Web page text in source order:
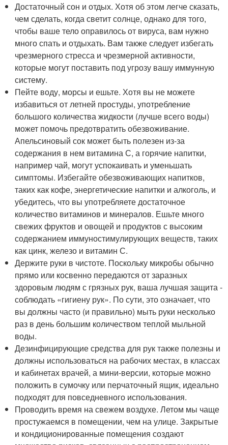
Достаточный сон и отдых. Хотя об этом легче сказать,
чем сделать, когда светит солнце, однако для того,
чтобы ваше тело оправилось от вируса, вам нужно
много спать и отдыхать. Вам также следует избегать
чрезмерного стресса и чрезмерной активности,
которые могут поставить под угрозу вашу иммунную
систему.
Пейте воду, морсы и ешьте. Хотя вы не можете
избавиться от летней простуды, употребление
большого количества жидкости (лучше всего воды)
может помочь предотвратить обезвоживание.
Апельсиновый сок может быть полезен из-за
содержания в нем витамина С, а горячие напитки,
например чай, могут успокаивать и уменьшать
симптомы. Избегайте обезвоживающих напитков,
таких как кофе, энергетические напитки и алкоголь, и
убедитесь, что вы употребляете достаточное
количество витаминов и минералов. Ешьте много
свежих фруктов и овощей и продуктов с высоким
содержанием иммуностимулирующих веществ, таких
как цинк, железо и витамин С.
Держите руки в чистоте. Поскольку микробы обычно
прямо или косвенно передаются от заразных
здоровым людям с грязных рук, ваша лучшая защита -
соблюдать «гигиену рук». По сути, это означает, что
вы должны часто (и правильно) мыть руки несколько
раз в день большим количеством теплой мыльной
воды.
Дезинфицирующие средства для рук также полезны и
должны использоваться на рабочих местах, в классах
и кабинетах врачей, а мини-версии, которые можно
положить в сумочку или перчаточный ящик, идеально
подходят для повседневного использования.
Проводить время на свежем воздухе. Летом мы чаще
простужаемся в помещении, чем на улице. Закрытые
и кондиционированные помещения создают